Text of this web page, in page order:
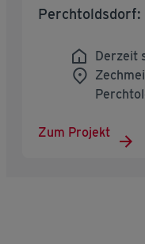
Perchtoldsdorf:
Derzeit
Zum Projekt